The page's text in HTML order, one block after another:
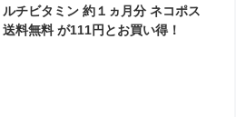
ルチビタミン 約１ヵ月分 ネコポス
送料無料 が111円とお買い得！